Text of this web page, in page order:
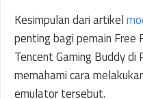
Kesimpulan dari artikel
penting bagi pemain Free
Tencent Gaming Buddy
memahami cara
emulator tersebut.